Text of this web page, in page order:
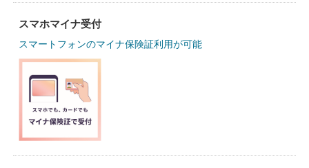
スマホマイナ受付
スマートフォンのマイナ保険証利用が可能